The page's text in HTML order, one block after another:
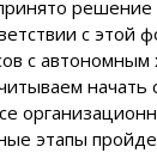
решение
с этой
с автономным
этапы